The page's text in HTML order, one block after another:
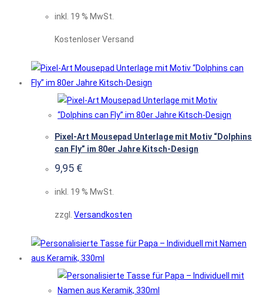
inkl. 19 % MwSt.
Kostenloser Versand
Pixel-Art Mousepad Unterlage mit Motiv “Dolphins
can Fly” im 80er Jahre Kitsch-Design
9,95 €
inkl. 19 % MwSt.
zzgl. Versandkosten